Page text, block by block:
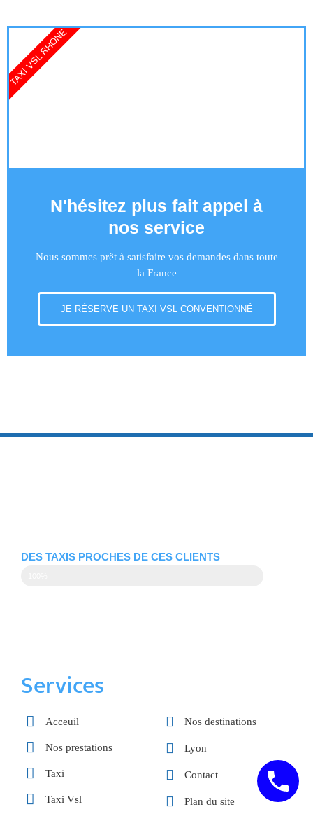
N'hésitez plus fait appel à
nos service
Nous sommes prêt à satisfaire vos demandes dans toute
la France
JE RÉSERVE UN TAXI VSL CONVENTIONNÉ
TAXI VSL RHÔNE
DES TAXIS PROCHES DE CES CLIENTS
Services
Acceuil
Nos prestations
Taxi
Taxi Vsl
Nos destinations
Lyon
Contact
Plan du site